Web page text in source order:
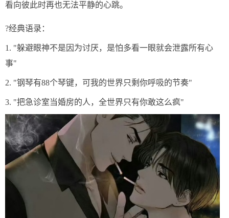
看向彼此时再也无法平静的心跳。
?经典语录：
1. "躲避眼神不是因为讨厌，是怕多看一眼就会泄露所有心
事"
2. "钢琴有88个琴键，可我的世界只剩你呼吸的节奏"
3. "把急诊室当婚房的人，全世界只有你敢这么疯"